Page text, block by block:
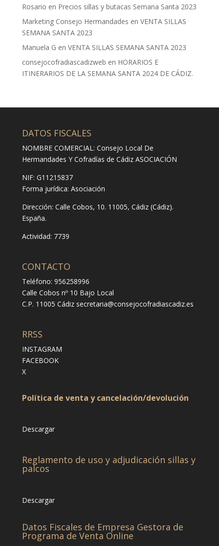
Rosario en Precios sillas y butacas Semana Santa 2023
Marketing Consejo Hermandades en VENTA SILLAS
SEMANA SANTA 2023
Manuela G en VENTA SILLAS SEMANA SANTA 2023
consejocofradiascadizweb en HORARIOS E
ITINERARIOS DE LA SEMANA SANTA 2024 DE CÁDIZ.
DATOS FISCALES
NOMBRE COMERCIAL: Consejo Local De
Hermandades Y Cofradías de Cádiz ASOCIACIÓN
NIF: G11215837
Forma jurídica: Asociación
Dirección: Calle Cobos, 10. 11005, Cádiz (Cádiz).
España.
Actividad: 7739
CONTACTO
Teléfono: 956258996
Calle Cobos nº 10 Bajo Local
C.P. 11005 Cádiz secretaria@consejocofradiascadiz.es
RRSS
INSTAGRAM
FACEBOOK
X
Política de venta y cancelación/devolución
Descargar
Reglamento de uso y adjudicación sillas y
palcos
Descargar
Datos Fiscales de Empresa Gestora de
Programa de Venta Online